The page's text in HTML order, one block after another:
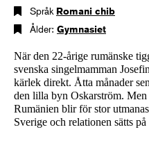
Språk Romani chib
Ålder: Gymnasiet
När den 22-årige rumänske
svenska singelmamman
kärlek direkt. Åtta månader
den lilla byn Oskarström.
Rumänien blir för stor
Sverige och relationen sätts på